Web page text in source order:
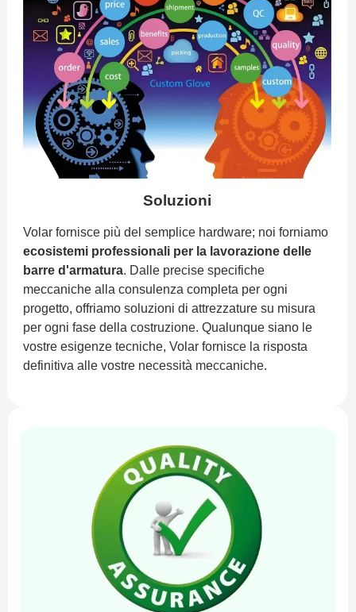
Soluzioni
Volar fornisce più del semplice hardware; noi forniamo
ecosistemi professionali per la lavorazione delle
barre d'armatura. Dalle precise specifiche
meccaniche alla consulenza completa per ogni
progetto, offriamo soluzioni di attrezzature su misura
per ogni fase della costruzione. Qualunque siano le
vostre esigenze tecniche, Volar fornisce la risposta
definitiva alle vostre necessità meccaniche.